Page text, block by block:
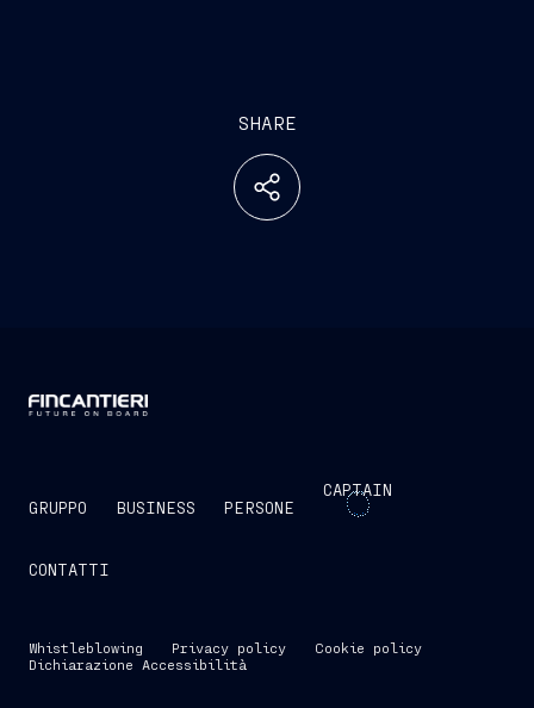
SHARE
GRUPPO BUSINESS PERSONE
CAPTAIN
CONTATTI
Whistleblowing Privacy policy
Cookie policy
Dichiarazione Accessibilità